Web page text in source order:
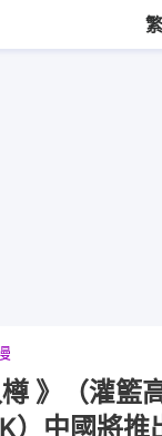
繁
樽 》（灌籃
）中國將推